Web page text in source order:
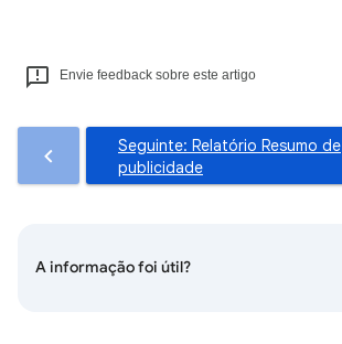
Envie feedback sobre este artigo
Seguinte: Relatório Resumo de
publicidade
A informação foi útil?